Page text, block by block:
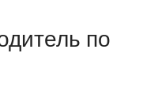
по